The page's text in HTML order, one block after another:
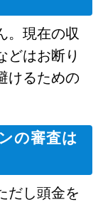
。現在の収
どはお断り
けるための
の審査は
だし頭金を